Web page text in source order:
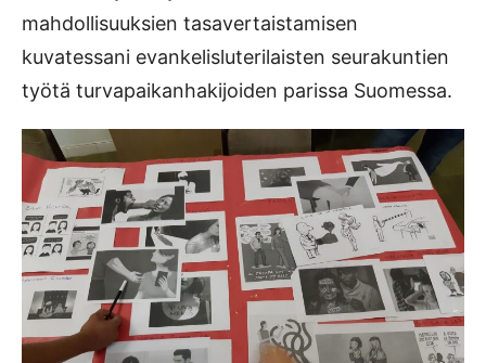
mahdollisuuksien tasavertaistamisen
kuvatessani evankelisluterilaisten seurakuntien
työtä turvapaikanhakijoiden parissa Suomessa.